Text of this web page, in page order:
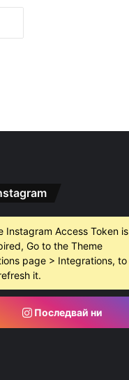
2026
Instagram Access Token is
Go to the Theme
page > Integrations, to
it.
Последвай ни